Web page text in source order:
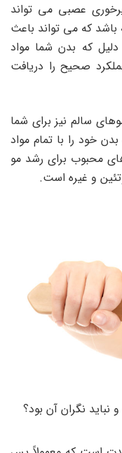
عصبی می تواند
باشد که می تواند باعث
که بدن شما مواد
صحیح را دریافت
سالم نیز برای شما
خود را با تمام مواد
محبوب برای رشد مو
و غیره است.
نگران آن بود؟